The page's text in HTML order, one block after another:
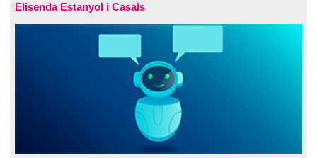
Elisenda Estanyol i Casals